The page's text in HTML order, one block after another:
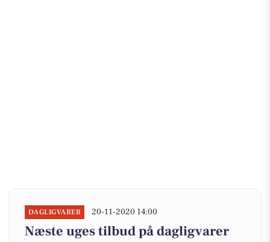
DAGLIGVARER 20-11-2020 14:00
Næste uges tilbud på dagligvarer